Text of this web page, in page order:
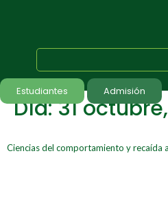
Estudiantes Admisión
Día:31
Ciencias del comportamiento y recaída